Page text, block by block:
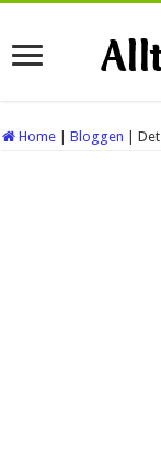
Home Bloggen